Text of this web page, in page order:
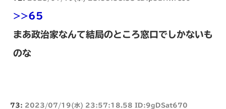
>>65
まあ政治家なんて結局のところ窓口でしかないも
のな
73: 2023/07/19(水) 23:57:18.58 ID:9gDSat670